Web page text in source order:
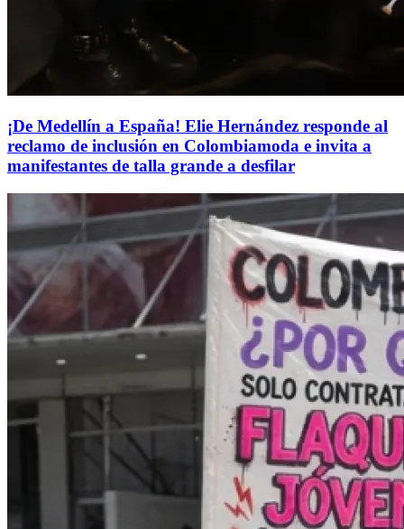
¡De Medellín a España! Elie Hernández responde al
reclamo de inclusión en Colombiamoda e invita a
manifestantes de talla grande a desfilar